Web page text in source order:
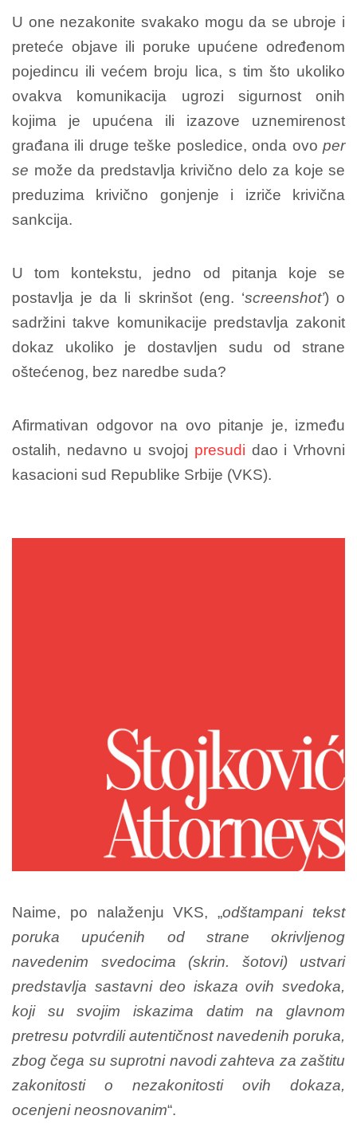
U one nezakonite svakako mogu da se ubroje i
preteće objave ili poruke upućene određenom
pojedincu ili većem broju lica, s tim što ukoliko
ovakva komunikacija ugrozi sigurnost onih
kojima je upućena ili izazove uznemirenost
građana ili druge teške posledice, onda ovo per
se može da predstavlja krivično delo za koje se
preduzima krivično gonjenje i izriče krivična
sankcija.
U tom kontekstu, jedno od pitanja koje se
postavlja je da li skrinšot (eng. ‘screenshot’) o
sadržini takve komunikacije predstavlja zakonit
dokaz ukoliko je dostavljen sudu od strane
oštećenog, bez naredbe suda?
Afirmativan odgovor na ovo pitanje je, između
ostalih, nedavno u svojoj presudi dao i Vrhovni
kasacioni sud Republike Srbije (VKS).
Naime, po nalaženju VKS, „odštampani tekst
poruka upućenih od strane okrivljenog
navedenim svedocima (skrin. šotovi) ustvari
predstavlja sastavni deo iskaza ovih svedoka,
koji su svojim iskazima datim na glavnom
pretresu potvrdili autentičnost navedenih poruka,
zbog čega su suprotni navodi zahteva za zaštitu
zakonitosti o nezakonitosti ovih dokaza,
ocenjeni neosnovanim“.